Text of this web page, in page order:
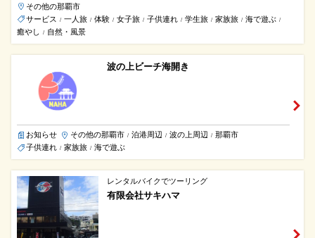
その他の那覇市
サービス / 一人旅 / 体験 / 女子旅 / 子供連れ / 学生旅 / 家族旅 / 海で遊ぶ /
癒やし / 自然・風景
波の上ビーチ海開き
お知らせ その他の那覇市 / 泊港周辺 / 波の上周辺 / 那覇市
子供連れ / 家族旅 / 海で遊ぶ
レンタルバイクでツーリング
有限会社サキハマ